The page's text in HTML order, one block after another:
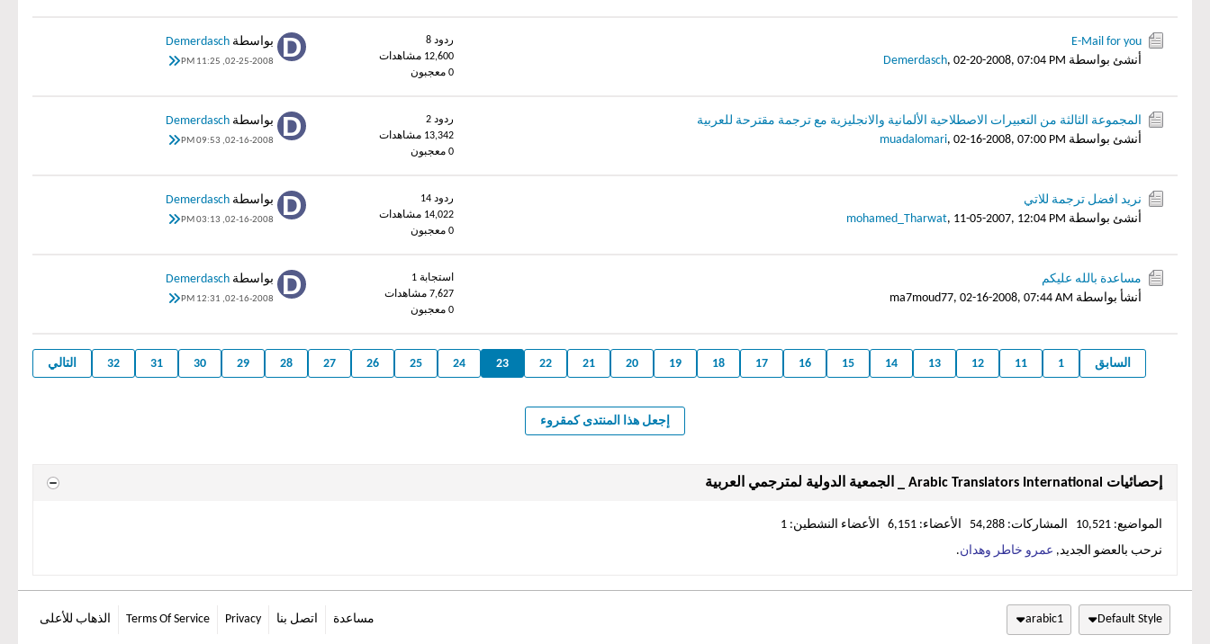
E-Mail for you
أنشئ بواسطة
Demerdasch, 02-20-2008, 07:04 PM
ردود 8
12,600 مشاهدات
0 معجبون
بواسطة Demerdasch
02-25-2008, 11:25 PM
المجموعة الثالثة من التعبيرات الاصطلاحية الألمانية والانجليزية مع ترجمة مقترحة للعربية
أنشئ بواسطة
muadalomari, 02-16-2008, 07:00 PM
ردود 2
13,342 مشاهدات
0 معجبون
بواسطة Demerdasch
02-16-2008, 09:53 PM
نريد افضل ترجمة للاتي
أنشئ بواسطة
mohamed_Tharwat, 11-05-2007, 12:04 PM
ردود 14
14,022 مشاهدات
0 معجبون
بواسطة Demerdasch
02-16-2008, 03:13 PM
مساعدة بالله عليكم
أنشأ بواسطة ma7moud77, 02-16-2008, 07:44 AM
استجابة 1
7,627 مشاهدات
0 معجبون
بواسطة Demerdasch
02-16-2008, 12:31 PM
السابق 1
11
12
13
14
15
16
17
18
19
20
21
22
23
24
25
26
27
28
29
30
31
32 التالي
إجعل هذا المنتدى كمقروء
إحصائيات Arabic Translators International _ الجمعية الدولية لمترجمي العربية
المواضيع: 10,521 المشاركات: 54,288 الأعضاء: 6,151 الأعضاء النشطين: 1
نرحب بالعضو الجديد, عمرو خاطر وهدان.
Default Style
arabic1 مساعدة اتصل بنا Privacy
Terms Of Service الذهاب للأعلى